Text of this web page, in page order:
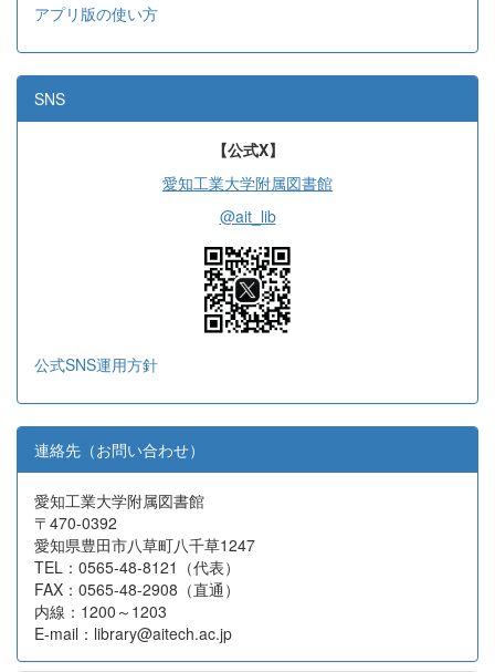
アプリ版の使い方
SNS
【公式X】
愛知工業大学附属図書館
@ait_lib
公式SNS運用方針
連絡先（お問い合わせ）
愛知工業大学附属図書館
〒470-0392
愛知県豊田市八草町八千草1247
TEL：0565-48-8121（代表）
FAX：0565-48-2908（直通）
内線：1200～1203
E-mail：library@aitech.ac.jp